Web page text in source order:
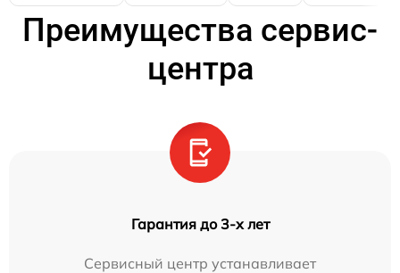
Преимущества сервис-
центра
Гарантия до 3-х лет
Сервисный центр устанавливает